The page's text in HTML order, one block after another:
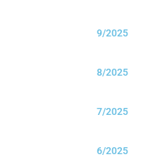
9/2025
8/2025
7/2025
6/2025